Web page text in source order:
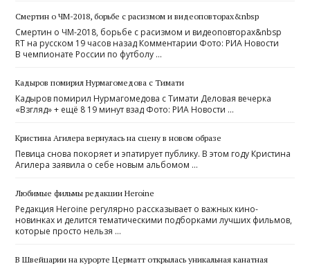
Смертин о ЧМ-2018, борьбе с расизмом и видеоповторах&nbsp
Смертин о ЧМ-2018, борьбе с расизмом и видеоповторах&nbsp
RT на русском 19 часов назад Комментарии Фото: РИА Новости
В чемпионате России по футболу …
Кадыров помирил Нурмагомедова с Тимати
Кадыров помирил Нурмагомедова с Тимати Деловая вечерка
«Взгляд» + ещё 8 19 минут взад Фото: РИА Новости …
Кристина Агилера вернулась на сцену в новом образе
Певица снова покоряет и эпатирует публику. В этом году Кристина
Агилера заявила о себе новым альбомом …
Любимые фильмы редакции Heroine
Редакция Heroine регулярно рассказывает о важных кино-
новинках и делится тематическими подборками лучших фильмов,
которые просто нельзя …
В Швейцарии на курорте Церматт открылась уникальная канатная